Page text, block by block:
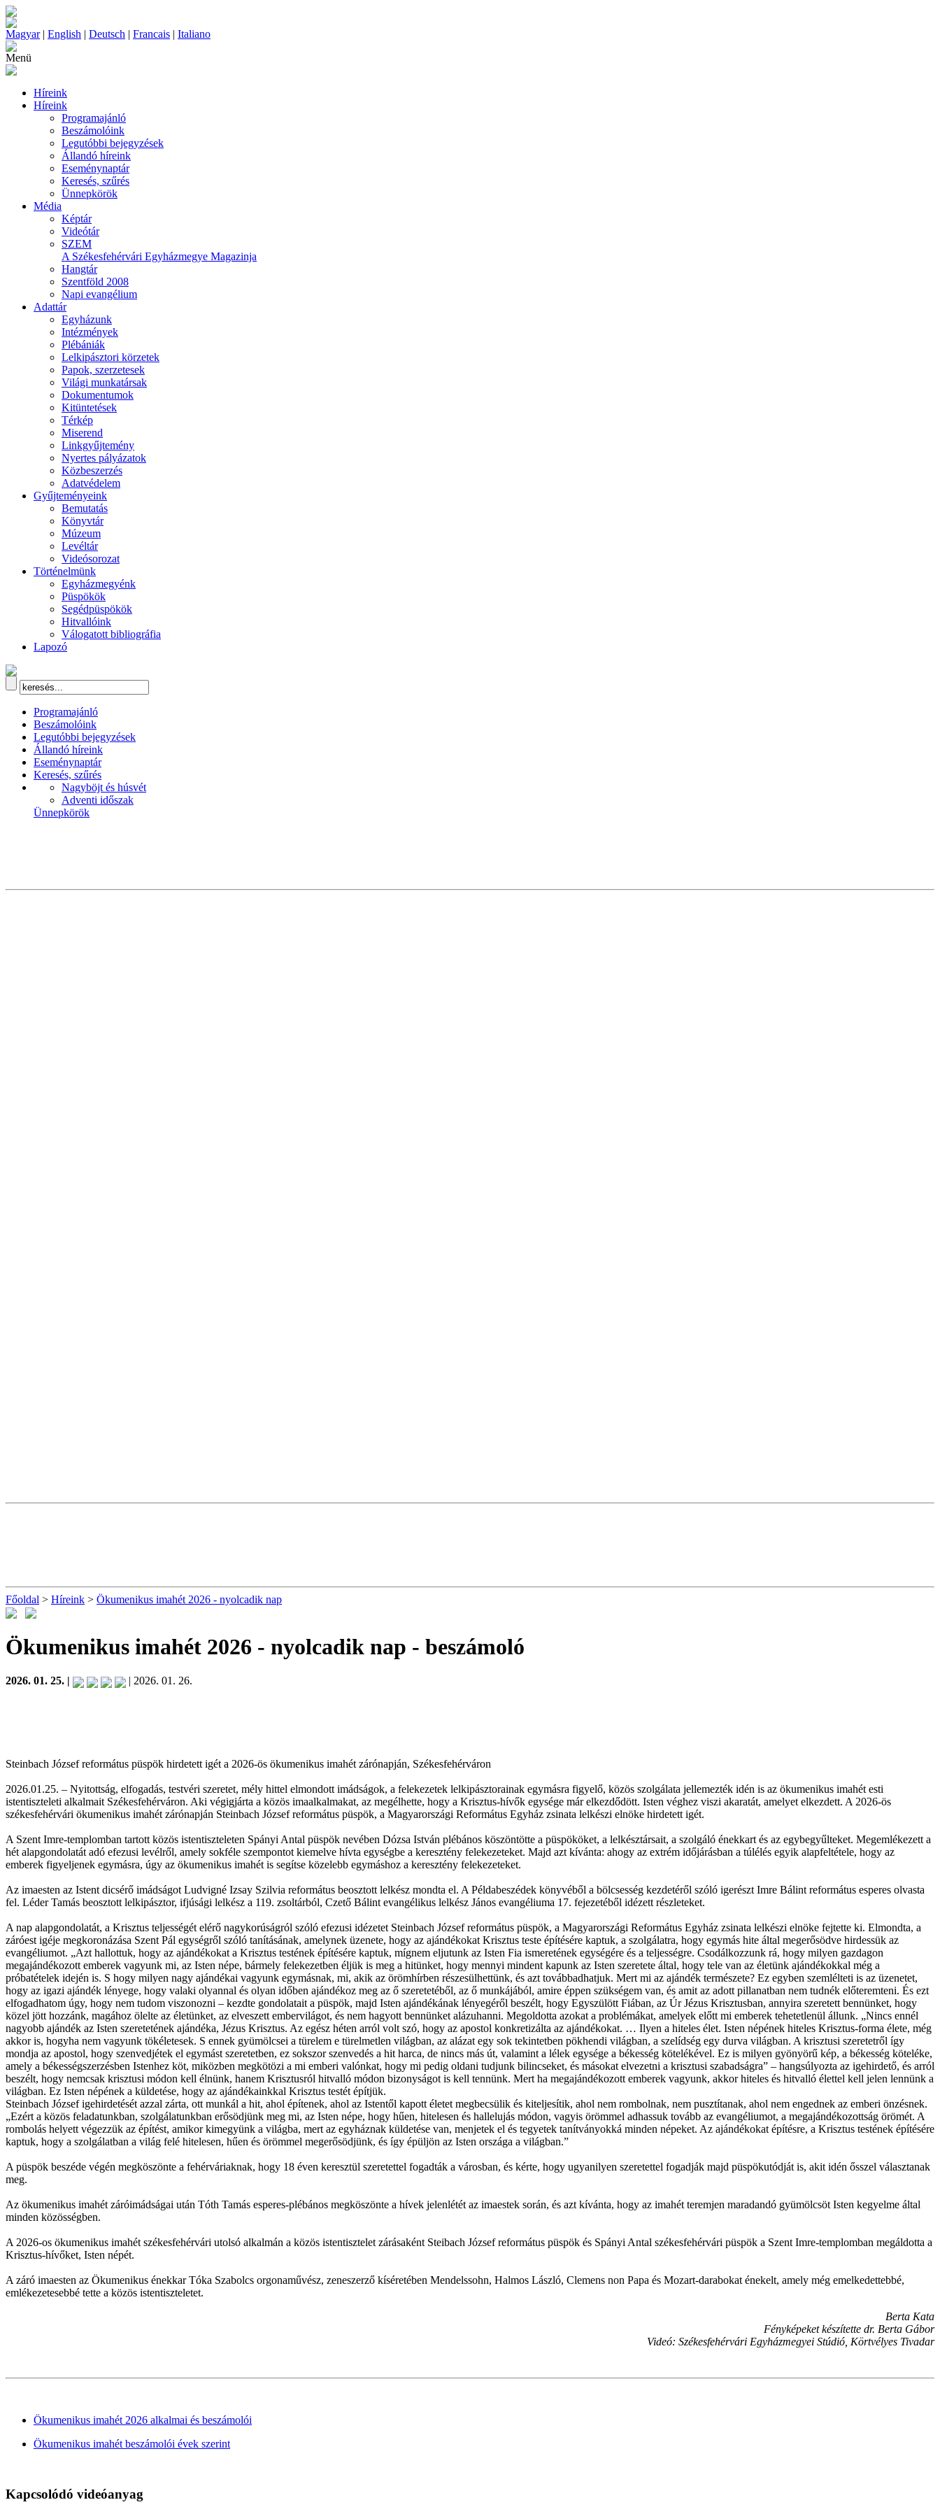
Magyar| English | Deutsch | Francais | Italiano
Menü
Híreink
Híreink
Programajánló
Beszámolóink
Legutóbbi bejegyzések
Állandó híreink
Eseménynaptár
Keresés, szűrés
Ünnepkörök
Média
Képtár
Videótár
SZEM
A Székesfehérvári Egyházmegye Magazinja
Hangtár
Szentföld 2008
Napi evangélium
Adattár
Egyházunk
Intézmények
Plébániák
Lelkipásztori körzetek
Papok, szerzetesek
Világi munkatársak
Dokumentumok
Kitüntetések
Térkép
Miserend
Linkgyűjtemény
Nyertes pályázatok
Közbeszerzés
Adatvédelem
Gyűjteményeink
Bemutatás
Könyvtár
Múzeum
Levéltár
Videósorozat
Történelmünk
Egyházmegyénk
Püspökök
Segédpüspökök
Hitvallóink
Válogatott bibliográfia
Lapozó
Programajánló
Beszámolóink
Legutóbbi bejegyzések
Állandó híreink
Eseménynaptár
Keresés, szűrés
Nagyböjt és húsvét
Adventi időszak
Ünnepkörök
Főoldal > Híreink > Ökumenikus imahét 2026 - nyolcadik nap
Ökumenikus imahét 2026 - nyolcadik nap - beszámoló
2026. 01. 25. | | 2026. 01. 26.
Steinbach József református püspök hirdetett igét a 2026-ös ökumenikus imahét zárónapján, Székesfehérváron
2026.01.25. – Nyitottság, elfogadás, testvéri szeretet, mély hittel elmondott imádságok, a felekezetek lelkipásztorainak egymásra figyelő, közös szolgálata jellemezték idén is az ökumenikus imahét esti
istentiszteleti alkalmait Székesfehérváron. Aki végigjárta a közös imaalkalmakat, az megélhette, hogy a Krisztus-hívők egysége már elkezdődött. Isten véghez viszi akaratát, amelyet elkezdett. A 2026-ös
székesfehérvári ökumenikus imahét zárónapján Steinbach József református püspök, a Magyarországi Református Egyház zsinata lelkészi elnöke hirdetett igét.
A Szent Imre-templomban tartott közös istentiszteleten Spányi Antal püspök nevében Dózsa István plébános köszöntötte a püspököket, a lelkésztársait, a szolgáló énekkart és az egybegyűlteket. Megemlékezett a
hét alapgondolatát adó efezusi levélről, amely sokféle szempontot kiemelve hívta egységbe a keresztény felekezeteket. Majd azt kívánta: ahogy az extrém időjárásban a túlélés egyik alapfeltétele, hogy az
emberek figyeljenek egymásra, úgy az ökumenikus imahét is segítse közelebb egymáshoz a keresztény felekezeteket.
Az imaesten az Istent dicsérő imádságot Ludvigné Izsay Szilvia református beosztott lelkész mondta el. A Példabeszédek könyvéből a bölcsesség kezdetéről szóló igerészt Imre Bálint református esperes olvasta
fel. Léder Tamás beosztott lelkipásztor, ifjúsági lelkész a 119. zsoltárból, Czető Bálint evangélikus lelkész János evangéliuma 17. fejezetéből idézett részleteket.
A nap alapgondolatát, a Krisztus teljességét elérő nagykorúságról szóló efezusi idézetet Steinbach József református püspök, a Magyarországi Református Egyház zsinata lelkészi elnöke fejtette ki. Elmondta, a
záróest igéje megkoronázása Szent Pál egységről szóló tanításának, amelynek üzenete, hogy az ajándékokat Krisztus teste építésére kaptuk, a szolgálatra, hogy egymás hite által megerősödve hirdessük az
evangéliumot. „Azt hallottuk, hogy az ajándékokat a Krisztus testének építésére kaptuk, mígnem eljutunk az Isten Fia ismeretének egységére és a teljességre. Csodálkozzunk rá, hogy milyen gazdagon
megajándékozott emberek vagyunk mi, az Isten népe, bármely felekezetben éljük is meg a hitünket, hogy mennyi mindent kapunk az Isten szeretete által, hogy tele van az életünk ajándékokkal még a
próbatételek idején is. S hogy milyen nagy ajándékai vagyunk egymásnak, mi, akik az örömhírben részesülhettünk, és azt továbbadhatjuk. Mert mi az ajándék természete? Ez egyben szemlélteti is az üzenetet,
hogy az igazi ajándék lényege, hogy valaki olyannal és olyan időben ajándékoz meg az ő szeretetéből, az ő munkájából, amire éppen szükségem van, és amit az adott pillanatban nem tudnék előteremteni. És ezt
elfogadhatom úgy, hogy nem tudom viszonozni – kezdte gondolatait a püspök, majd Isten ajándékának lényegéről beszélt, hogy Egyszülött Fiában, az Úr Jézus Krisztusban, annyira szeretett bennünket, hogy
közel jött hozzánk, magához ölelte az életünket, az elveszett embervilágot, és nem hagyott bennünket alázuhanni. Megoldotta azokat a problémákat, amelyek előtt mi emberek tehetetlenül állunk. „Nincs ennél
nagyobb ajándék az Isten szeretetének ajándéka, Jézus Krisztus. Az egész héten arról volt szó, hogy az apostol konkretizálta az ajándékokat. … Ilyen a hiteles élet. Isten népének hiteles Krisztus-forma élete, még
akkor is, hogyha nem vagyunk tökéletesek. S ennek gyümölcsei a türelem e türelmetlen világban, az alázat egy sok tekintetben pökhendi világban, a szelídség egy durva világban. A krisztusi szeretetről így
mondja az apostol, hogy szenvedjétek el egymást szeretetben, ez sokszor szenvedés a hit harca, de nincs más út, valamint a lélek egysége a békesség kötelékével. Ez is milyen gyönyörű kép, a békesség köteléke,
amely a békességszerzésben Istenhez köt, miközben megkötözi a mi emberi valónkat, hogy mi pedig oldani tudjunk bilincseket, és másokat elvezetni a krisztusi szabadságra” – hangsúlyozta az igehirdető, és arról
beszélt, hogy nemcsak krisztusi módon kell élnünk, hanem Krisztusról hitvalló módon bizonyságot is kell tennünk. Mert ha megajándékozott emberek vagyunk, akkor hiteles és hitvalló élettel kell jelen lennünk a
világban. Ez Isten népének a küldetése, hogy az ajándékainkkal Krisztus testét építjük.
Steinbach József igehirdetését azzal zárta, ott munkál a hit, ahol építenek, ahol az Istentől kapott életet megbecsülik és kiteljesítik, ahol nem rombolnak, nem pusztítanak, ahol nem engednek az emberi önzésnek.
„Ezért a közös feladatunkban, szolgálatunkban erősödjünk meg mi, az Isten népe, hogy hűen, hitelesen és hallelujás módon, vagyis örömmel adhassuk tovább az evangéliumot, a megajándékozottság örömét. A
rombolás helyett végezzük az építést, amikor kimegyünk a világba, mert az egyháznak küldetése van, menjetek el és tegyetek tanítványokká minden népeket. Az ajándékokat építésre, a Krisztus testének építésére
kaptuk, hogy a szolgálatban a világ felé hitelesen, hűen és örömmel megerősödjünk, és így épüljön az Isten országa a világban.”
A püspök beszéde végén megköszönte a fehérváriaknak, hogy 18 éven keresztül szeretettel fogadták a városban, és kérte, hogy ugyanilyen szeretettel fogadják majd püspökutódját is, akit idén ősszel választanak
meg.
Az ökumenikus imahét záróimádságai után Tóth Tamás esperes-plébános megköszönte a hívek jelenlétét az imaestek során, és azt kívánta, hogy az imahét teremjen maradandó gyümölcsöt Isten kegyelme által
minden közösségben.
A 2026-os ökumenikus imahét székesfehérvári utolsó alkalmán a közös istentisztelet zárásaként Steibach József református püspök és Spányi Antal székesfehérvári püspök a Szent Imre-templomban megáldotta a
Krisztus-hívőket, Isten népét.
A záró imaesten az Ökumenikus énekkar Tóka Szabolcs orgonaművész, zeneszerző kíséretében Mendelssohn, Halmos László, Clemens non Papa és Mozart-darabokat énekelt, amely még emelkedettebbé,
emlékezetesebbé tette a közös istentiszteletet.
Berta Kata
Fényképeket készítette dr. Berta Gábor
Videó: Székesfehérvári Egyházmegyei Stúdió, Körtvélyes Tivadar
Ökumenikus imahét 2026 alkalmai és beszámolói
Ökumenikus imahét beszámolói évek szerint
Kapcsolódó videóanyag